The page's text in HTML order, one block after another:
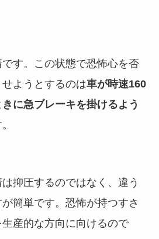
す。この状態で恐怖心を否
ようとするのは車が時速160
に急ブレーキを掛けるよう
抑圧するのではなく、違う
簡単です。恐怖が持つすさ
産的な方向に向けるので